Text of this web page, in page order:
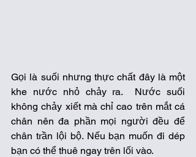
Gọi là suối nhưng thực chất đây là một
khe nước nhỏ chảy ra.  Nước suối
không chảy xiết mà chỉ cao trên mắt cá
chân nên đa phần mọi người đều để
chân trần lội bộ. Nếu bạn muốn đi dép
bạn có thể thuê ngay trên lối vào.